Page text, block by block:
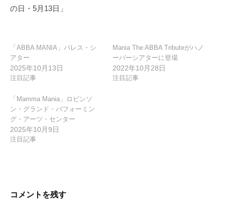
シ
の日・5月13日」
「ABBA MANIA」パレス・シ
アター
2025年10月13日
注目記事
Mania The ABBA Tributeがハノ
ーバーシアターに登場
2022年10月28日
注目記事
「Mamma Mania」ロビンソ
ン・グランド・パフォーミン
グ・アーツ・センター
2025年10月9日
注目記事
コメントを残す